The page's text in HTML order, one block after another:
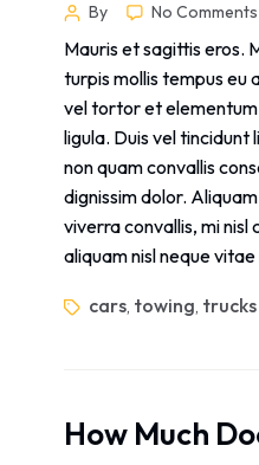
By No Comments
Mauris et sagittis eros.
turpis mollis tempus eu
vel tortor et
ligula. Duis vel tincidunt
non quam convallis
dignissim dolor.
viverra convallis, mi nisl
aliquam nisl neque
cars, towing, trucks
How Much